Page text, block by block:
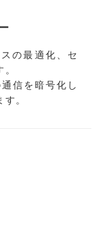
の最適化、セ
信を暗号化し
。